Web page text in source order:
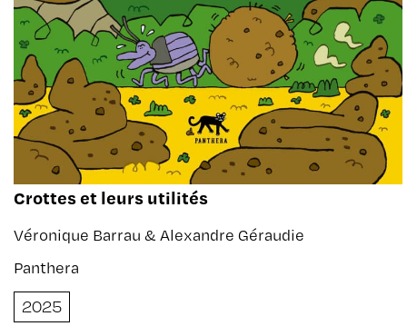
Crottes et leurs utilités
Véronique Barrau & Alexandre Géraudie
Panthera
2025